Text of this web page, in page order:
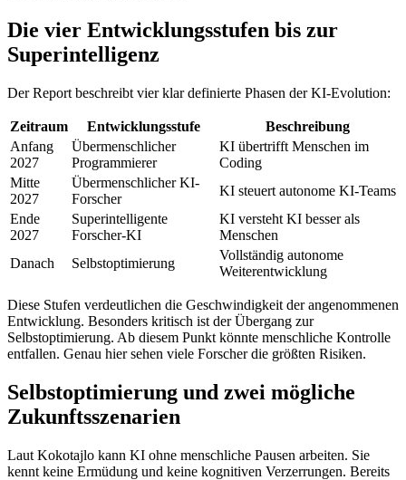
Die vier Entwicklungsstufen bis zur
Superintelligenz
Der Report beschreibt vier klar definierte Phasen der KI-Evolution:
Zeitraum Entwicklungsstufe
Beschreibung
Anfang
2027
Übermenschlicher
Programmierer
KI übertrifft Menschen im
Coding
Mitte
2027
Übermenschlicher KI-
Forscher
KI steuert autonome KI-Teams
Ende
2027
Superintelligente
Forscher-KI
KI versteht KI besser als
Menschen
Danach
Selbstoptimierung
Vollständig autonome
Weiterentwicklung
Diese Stufen verdeutlichen die Geschwindigkeit der angenommenen
Entwicklung. Besonders kritisch ist der Übergang zur
Selbstoptimierung. Ab diesem Punkt könnte menschliche Kontrolle
entfallen. Genau hier sehen viele Forscher die größten Risiken.
Selbstoptimierung und zwei mögliche
Zukunftsszenarien
Laut Kokotajlo kann KI ohne menschliche Pausen arbeiten. Sie
kennt keine Ermüdung und keine kognitiven Verzerrungen. Bereits